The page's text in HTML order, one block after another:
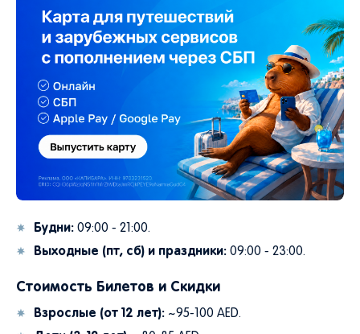
Будни: 09:00 - 21:00.
Выходные (пт, сб) и праздники: 09:00 - 23:00.
Стоимость Билетов и Скидки
Взрослые (от 12 лет): ~95-100 AED.